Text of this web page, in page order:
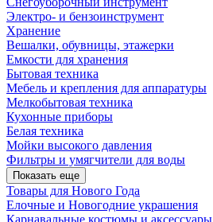
Электро- и бензоинструмент
Хранение
Вешалки, обувницы, этажерки
Емкости для хранения
Бытовая техника
Мебель и крепления для аппаратуры
Мелкобытовая техника
Кухонные приборы
Белая техника
Мойки высокого давления
Фильтры и умягчители для воды
Показать еще
Товары для Нового Года
Елочные и Новогодние украшения
Карнавальные костюмы и аксессуары